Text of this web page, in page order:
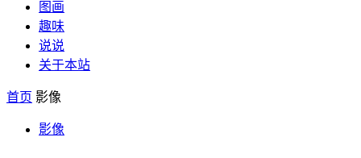
图画
趣味
说说
关于本站
首页 影像
影像